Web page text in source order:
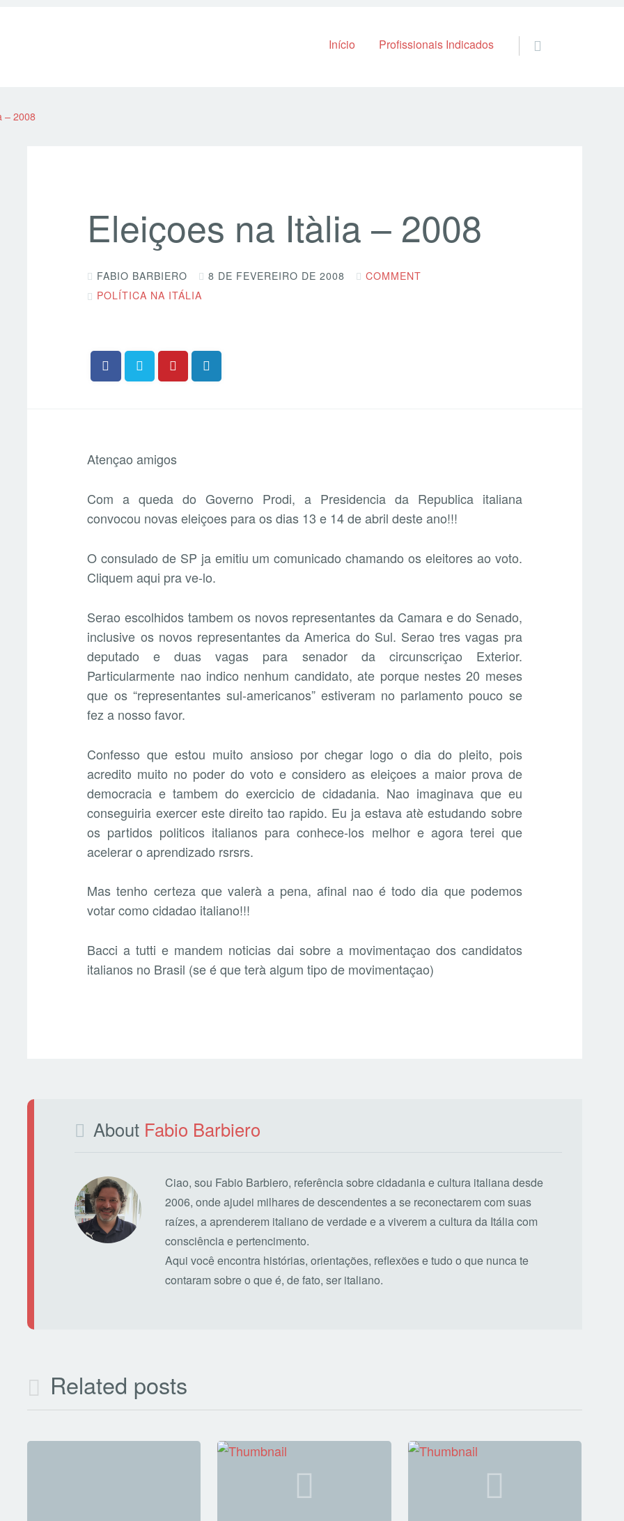
Skip to content
Início Profissionais Indicados
– 2008
Eleiçoes na Itàlia – 2008
FABIO BARBIERO 8 DE FEVEREIRO DE 2008
COMMENT
POLÍTICA NA ITÁLIA
Atençao amigos
Com a queda do Governo Prodi, a Presidencia da Republica italiana
convocou novas eleiçoes para os dias 13 e 14 de abril deste ano!!!
O consulado de SP ja emitiu um comunicado chamando os eleitores ao voto.
Cliquem aqui pra ve-lo.
Serao escolhidos tambem os novos representantes da Camara e do Senado,
inclusive os novos representantes da America do Sul. Serao tres vagas pra
deputado e duas vagas para senador da circunscriçao Exterior.
Particularmente nao indico nenhum candidato, ate porque nestes 20 meses
que os “representantes sul-americanos” estiveram no parlamento pouco se
fez a nosso favor.
Confesso que estou muito ansioso por chegar logo o dia do pleito, pois
acredito muito no poder do voto e considero as eleiçoes a maior prova de
democracia e tambem do exercicio de cidadania. Nao imaginava que eu
conseguiria exercer este direito tao rapido. Eu ja estava atè estudando sobre
os partidos politicos italianos para conhece-los melhor e agora terei que
acelerar o aprendizado rsrsrs.
Mas tenho certeza que valerà a pena, afinal nao é todo dia que podemos
votar como cidadao italiano!!!
Bacci a tutti e mandem noticias dai sobre a movimentaçao dos candidatos
italianos no Brasil (se é que terà algum tipo de movimentaçao)
About Fabio Barbiero
Ciao, sou Fabio Barbiero, referência sobre cidadania e cultura italiana desde
2006, onde ajudei milhares de descendentes a se reconectarem com suas
raízes, a aprenderem italiano de verdade e a viverem a cultura da Itália com
consciência e pertencimento.
Aqui você encontra histórias, orientações, reflexões e tudo o que nunca te
contaram sobre o que é, de fato, ser italiano.
Related posts